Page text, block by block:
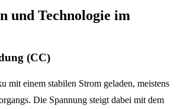
und Technologie im
(CC)
mit einem stabilen Strom geladen, meistens
Die Spannung steigt dabei mit dem